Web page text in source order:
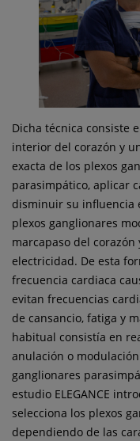
Dicha técnica consiste
interior del corazón y
exacta de los plexos
parasimpático, aplicar
disminuir su influencia
plexos ganglionares
marcapaso del
electricidad. De esta
frecuencia cardiaca
evitan frecuencias
de cansancio, fatiga y
habitual consistía en
anulación o
ganglionares
estudio ELEGANCE
selecciona los plexos
dependiendo de las